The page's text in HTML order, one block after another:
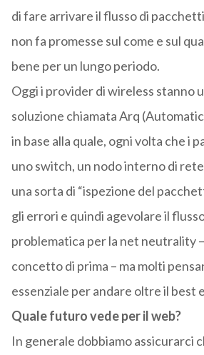
di fare arrivare il flusso di
non fa promesse sul come e sul
bene per un lungo periodo.
Oggi i provider di wireless stanno
soluzione chiamata Arq
in base alla quale, ogni volta che i
uno switch, un nodo interno di
una sorta di “ispezione del
gli errori e quindi agevolare il
problematica per la net neutrality
concetto di prima – ma molti
essenziale per andare oltre il best
Quale futuro vede per il web?
In generale dobbiamo assicurarci